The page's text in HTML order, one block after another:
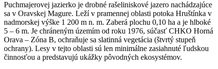
Puchmajerovej jazierko je drobné rašeliniskové jazero nachádzajúce
sa v Oravskej Magure. Leží v pramennej oblasti potoka Hruštínka v
nadmorskej výške 1 200 m n. m. Zaberá plochu 0,10 ha a je hlboké
5 – 6 m. Je chráneným územím od roku 1976, súčasť CHKO Horná
Orava – Zóna B, ochraňuje sa slatinná vegetácia (štvrtý stupeň
ochrany). Lesy v tejto oblasti sú len minimálne zasiahnuté ľudskou
činnosťou a predstavujú ukážky pôvodných ekosystémov.